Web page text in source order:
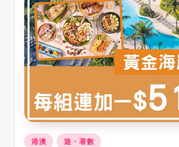
Posted
港澳 遊・著數